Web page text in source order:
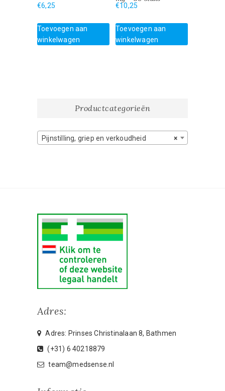
€6,25
Toevoegen aan
winkelwagen
€10,25
Toevoegen aan
winkelwagen
Productcategorieën
×
Pijnstilling, griep en verkoudheid
Adres:
Adres: Prinses Christinalaan 8, Bathmen
(+31) 6 40218879
team@medsense.nl